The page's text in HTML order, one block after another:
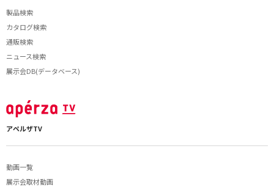
製品検索
カタログ検索
通販検索
ニュース検索
展示会DB(データベース)
アペルザTV
動画一覧
展示会取材動画